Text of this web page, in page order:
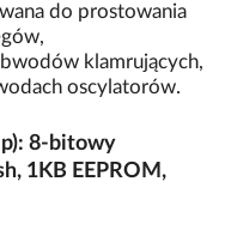
do prostowania
klamrujących,
oscylatorów.
8-bitowy
1KB EEPROM,